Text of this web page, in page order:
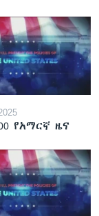
የአማርኛ ዜና